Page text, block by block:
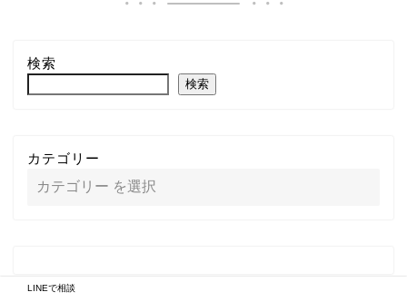
検索
検索
カテゴリー
LINEで相談